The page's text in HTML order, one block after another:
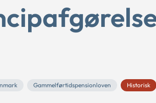
Gammelførtidspensionloven Historisk